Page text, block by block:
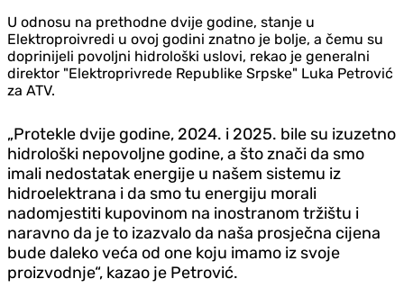
U odnosu na prethodne dvije godine, stanje u
Elektroproivredi u ovoj godini znatno je bolje, a čemu su
doprinijeli povoljni hidrološki uslovi, rekao je generalni
direktor "Elektroprivrede Republike Srpske" Luka Petrović
za ATV.
„Protekle dvije godine, 2024. i 2025. bile su izuzetno
hidrološki nepovoljne godine, a što znači da smo
imali nedostatak energije u našem sistemu iz
hidroelektrana i da smo tu energiju morali
nadomjestiti kupovinom na inostranom tržištu i
naravno da je to izazvalo da naša prosječna cijena
bude daleko veća od one koju imamo iz svoje
proizvodnje“, kazao je Petrović.